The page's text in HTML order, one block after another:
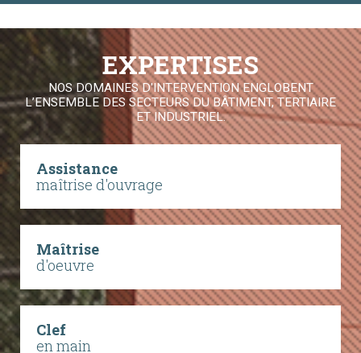
EXPERTISES
NOS DOMAINES D'INTERVENTION ENGLOBENT
L’ENSEMBLE DES SECTEURS DU BÂTIMENT, TERTIAIRE
ET INDUSTRIEL.
Assistance
maîtrise d'ouvrage
Maîtrise
d'oeuvre
Clef
en main